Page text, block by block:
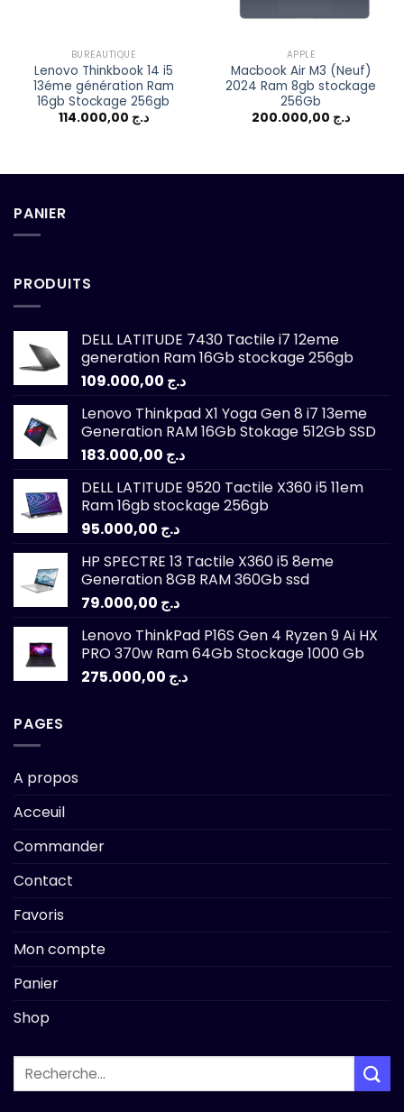
BUREAUTIQUE
Lenovo Thinkbook 14 i5
13éme génération Ram
16gb Stockage 256gb
د.ج
APPLE
Macbook Air M3 (Neuf)
2024 Ram 8gb stockage
256Gb
د.ج
PANIER
PRODUITS
DELL LATITUDE 7430 Tactile i7 12eme
generation Ram 16Gb stockage 256gb
د.ج
Lenovo Thinkpad X1 Yoga Gen 8 i7 13eme
Generation RAM 16Gb Stokage 512Gb SSD
د.ج
DELL LATITUDE 9520 Tactile X360 i5 11em
Ram 16gb stockage 256gb
د.ج
HP SPECTRE 13 Tactile X360 i5 8eme
Generation 8GB RAM 360Gb ssd
د.ج
Lenovo ThinkPad P16S Gen 4 Ryzen 9 Ai HX
PRO 370w Ram 64Gb Stockage 1000 Gb
د.ج
PAGES
A propos
Acceuil
Commander
Contact
Favoris
Mon compte
Panier
Shop
Recherche
pour :